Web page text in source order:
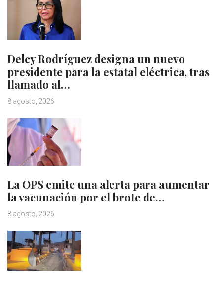
Delcy Rodríguez designa un nuevo
presidente para la estatal eléctrica, tras
llamado al…
8 agosto, 2026
La OPS emite una alerta para aumentar
la vacunación por el brote de…
8 agosto, 2026